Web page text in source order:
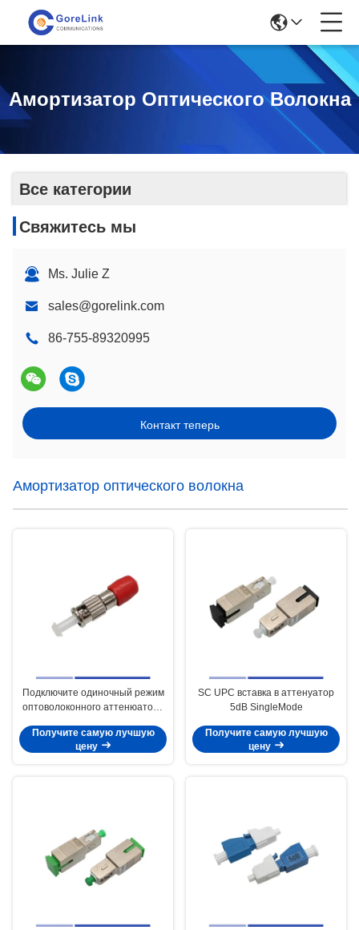
Амортизатор Оптического Волокна
Все категории
Свяжитесь мы
Ms. Julie Z
sales@gorelink.com
86-755-89320995
Контакт теперь
Амортизатор оптического волокна
Подключите одиночный режим
оптоволоконного аттенюатора
Получите самую лучшую
цену
SC UPC вставка в аттенуатор
5dB SingleMode
Получите самую лучшую
цену